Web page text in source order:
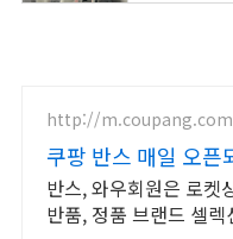
http://m.coupang.com
쿠팡 반스 매일 오픈
원 특가
반스, 와우회원은 로켓
반품, 정품 브랜드 셀렉